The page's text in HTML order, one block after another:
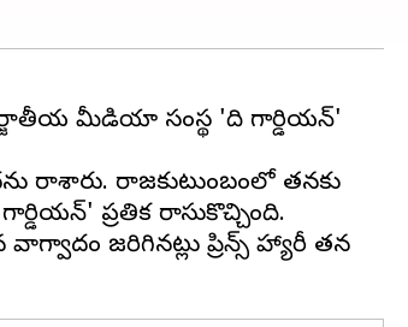
మీడియా సంస్థ 'ది గార్డియన్'
రాశారు. రాజకుటుంబంలో తనకు
ప్రతిక రాసుకొచ్చింది.
జరిగినట్లు ప్రిన్స్ హ్యారీ తన